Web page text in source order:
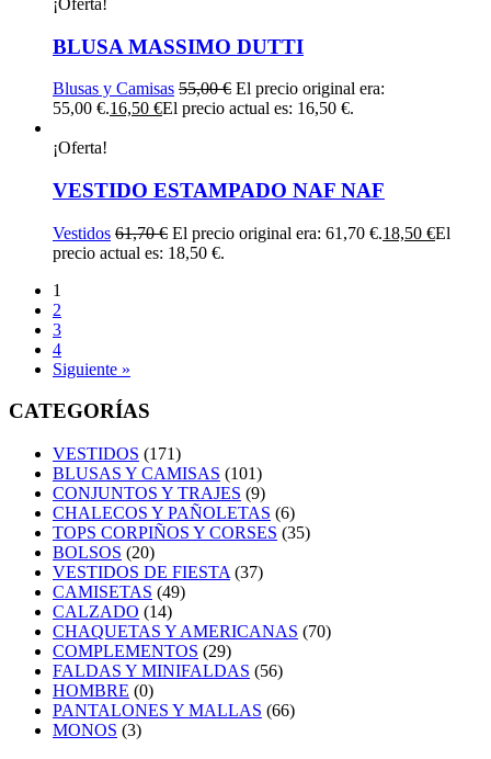
BLUSA MASSIMO DUTTI
Blusas y Camisas 55,00€ El precio original era:
55,00 €.16,50 €El precio actual es: 16,50 €.
¡Oferta!
VESTIDO ESTAMPADO NAF NAF
Vestidos 61,70€ El precio original era: 61,70 €.18,50 €El
precio actual es: 18,50 €.
1
2
3
4
Siguiente »
CATEGORÍAS
VESTIDOS (171)
BLUSAS Y CAMISAS (101)
CONJUNTOS Y TRAJES (9)
CHALECOS Y PAÑOLETAS (6)
TOPS CORPIÑOS Y CORSES (35)
BOLSOS (20)
VESTIDOS DE FIESTA (37)
CAMISETAS (49)
CALZADO (14)
CHAQUETAS Y AMERICANAS (70)
COMPLEMENTOS (29)
FALDAS Y MINIFALDAS (56)
HOMBRE (0)
PANTALONES Y MALLAS (66)
MONOS (3)